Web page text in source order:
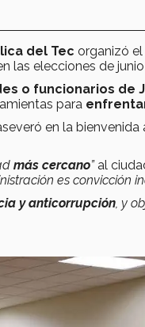
del Tec organizó el
las elecciones de
o funcionarios de
para
en la
más cercano”al
es convicción
y anticorrupción , y